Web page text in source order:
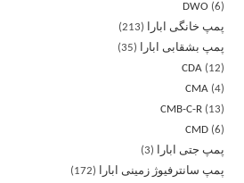
DWO
6
پمپ خانگی ابارا
213
پمپ بشقابی ابارا
35
CDA
12
CMA 4
CMB-C-R
13
CMD 6
پمپ جتی ابارا
3
پمپ سانترفیوژ زمینی ابارا
172